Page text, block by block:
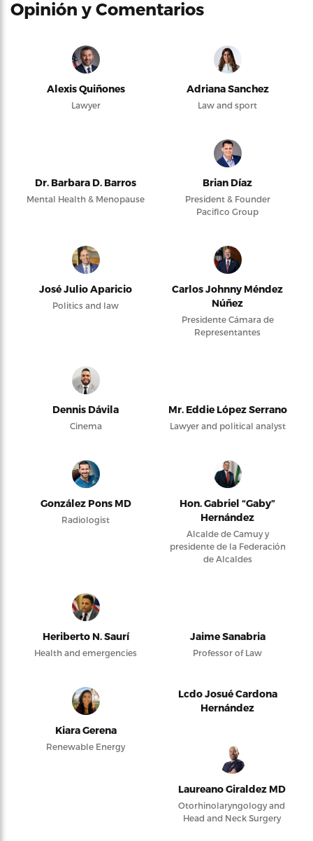
Opinión y Comentarios
Alexis Quiñones
Lawyer
Adriana Sanchez
Law and sport
Dr. Barbara D. Barros
Mental Health & Menopause
Brian Díaz
President & Founder
Pacifico Group
José Julio Aparicio
Politics and law
Carlos Johnny Méndez
Núñez
Presidente Cámara de
Representantes
Dennis Dávila
Cinema
Mr. Eddie López Serrano
Lawyer and political analyst
González Pons MD
Radiologist
Hon. Gabriel “Gaby”
Hernández
Alcalde de Camuy y
presidente de la Federación
de Alcaldes
Heriberto N. Saurí
Health and emergencies
Jaime Sanabria
Professor of Law
Kiara Gerena
Renewable Energy
Lcdo Josué Cardona
Hernández
Laureano Giraldez MD
Otorhinolaryngology and
Head and Neck Surgery